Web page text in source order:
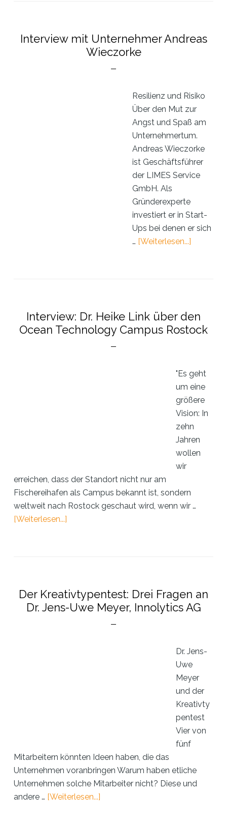
Interview mit Unternehmer Andreas
Wieczorke
Resilienz und Risiko
Über den Mut zur
Angst und Spaß am
Unternehmertum.
Andreas Wieczorke
ist Geschäftsführer
der LIMES Service
GmbH. Als
Gründerexperte
investiert er in Start-
Ups bei denen er sich
… [Weiterlesen...]
Interview: Dr. Heike Link über den
Ocean Technology Campus Rostock
"Es geht
um eine
größere
Vision: In
zehn
Jahren
wollen
wir
erreichen, dass der Standort nicht nur am
Fischereihafen als Campus bekannt ist, sondern
weltweit nach Rostock geschaut wird, wenn wir …
[Weiterlesen...]
Ocean
Technology
Der Kreativtypentest: Drei Fragen an
Dr. Jens-Uwe Meyer, Innolytics AG
Dr. Jens-
Uwe
Meyer
und der
Kreativty
pentest
Vier von
fünf
Mitarbeitern könnten Ideen haben, die das
Unternehmen voranbringen Warum haben etliche
Unternehmen solche Mitarbeiter nicht? Diese und
andere … [Weiterlesen...]